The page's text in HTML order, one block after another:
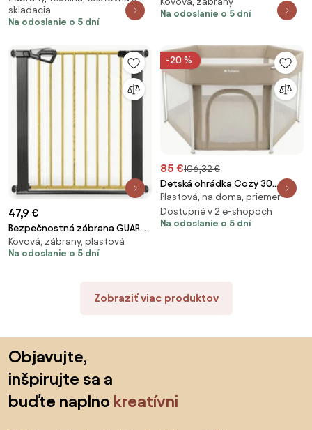
cm
skladacia
Na odoslanie o 5 dní
Guardian 3.5 biela
Na odoslanie o 5 dní
47,9 €
Bezpečnostná zábrana GUARDY
čierna / prírodná
Kovová, zábrany, plastová
Na odoslanie o 5 dní
-20 %
85 €106,32 €
Detská ohrádka Cozy 30
béžová
Plastová, na doma, priemer
Dostupné v 2 e-shopoch
Na odoslanie o 5 dní
Zobraziť viac produktov
Objavujte,
inšpirujte sa a
buďte naplno kreatívni